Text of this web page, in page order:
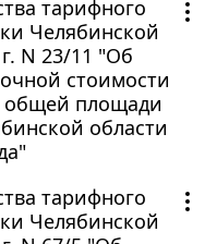
тарифного
Челябинской
N 23/11 "Об
стоимости
общей площади
области
тарифного
Челябинской